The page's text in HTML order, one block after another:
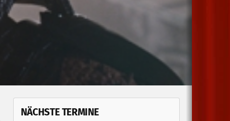
NÄCHSTE TERMINE